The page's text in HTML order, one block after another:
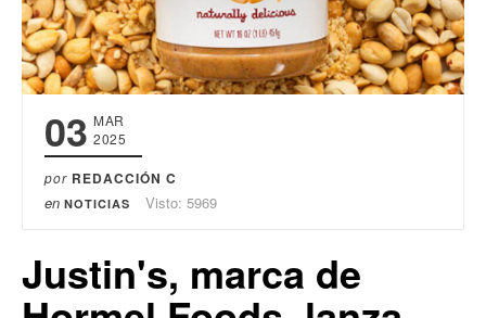
03 MAR
2025
por REDACCIÓN C
en NOTICIAS Visto: 5969
Justin's, marca de